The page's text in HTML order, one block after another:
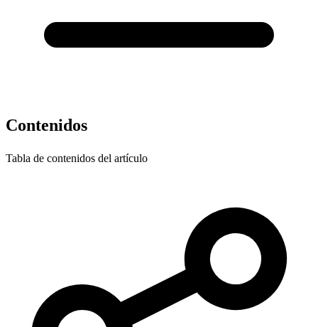
Contenidos
Tabla de contenidos del artículo